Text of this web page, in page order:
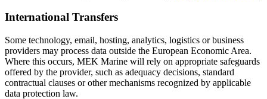
International Transfers
Some technology, email, hosting, analytics, logistics or business
providers may process data outside the European Economic Area.
Where this occurs, MEK Marine will rely on appropriate safeguards
offered by the provider, such as adequacy decisions, standard
contractual clauses or other mechanisms recognized by applicable
data protection law.